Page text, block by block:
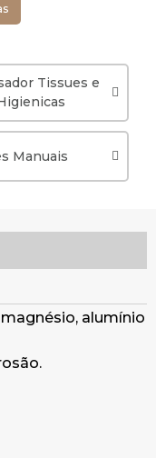
Tissues e
Manuais
alumínio